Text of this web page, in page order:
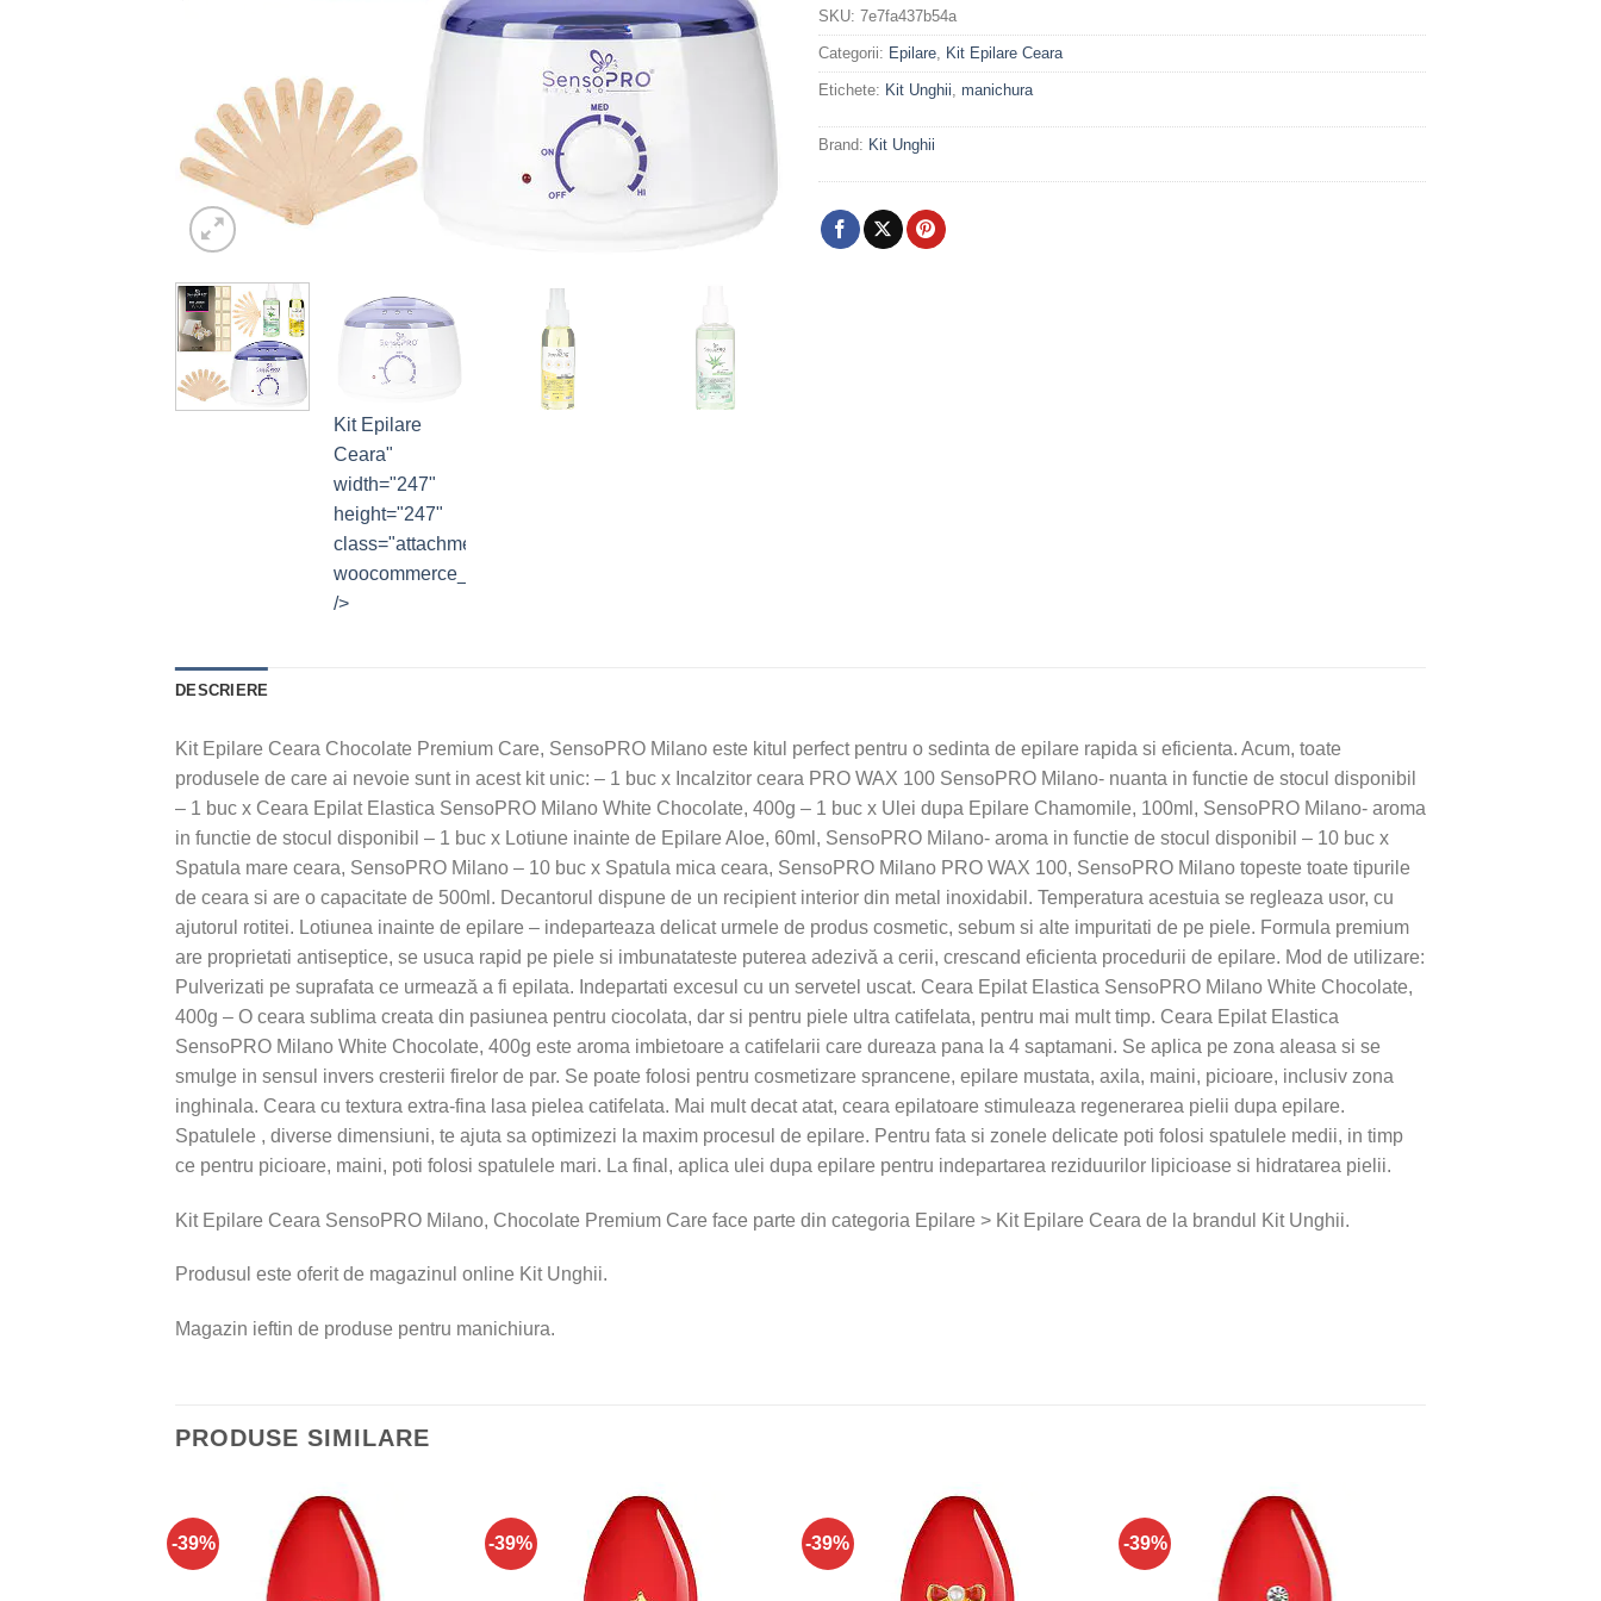
Kit Epilare
Ceara"
width="247"
height="247"
class="attachment-
woocommerce_thumbnail"
/>
SKU: 7e7fa437b54a
Categorii: Epilare Kit Epilare Ceara
Etichete: Kit Unghii manichura
Brand: Kit Unghii
DESCRIERE
Kit Epilare Ceara Chocolate Premium Care, SensoPRO Milano este kitul perfect pentru o sedinta de epilare rapida si eficienta. Acum, toate
produsele de care ai nevoie sunt in acest kit unic: – 1 buc x Incalzitor ceara PRO WAX 100 SensoPRO Milano- nuanta in functie de stocul disponibil
– 1 buc x Ceara Epilat Elastica SensoPRO Milano White Chocolate, 400g – 1 buc x Ulei dupa Epilare Chamomile, 100ml, SensoPRO Milano- aroma
in functie de stocul disponibil – 1 buc x Lotiune inainte de Epilare Aloe, 60ml, SensoPRO Milano- aroma in functie de stocul disponibil – 10 buc x
Spatula mare ceara, SensoPRO Milano – 10 buc x Spatula mica ceara, SensoPRO Milano PRO WAX 100, SensoPRO Milano topeste toate tipurile
de ceara si are o capacitate de 500ml. Decantorul dispune de un recipient interior din metal inoxidabil. Temperatura acestuia se regleaza usor, cu
ajutorul rotitei. Lotiunea inainte de epilare – indeparteaza delicat urmele de produs cosmetic, sebum si alte impuritati de pe piele. Formula premium
are proprietati antiseptice, se usuca rapid pe piele si imbunatateste puterea adezivă a cerii, crescand eficienta procedurii de epilare. Mod de utilizare:
Pulverizati pe suprafata ce urmează a fi epilata. Indepartati excesul cu un servetel uscat. Ceara Epilat Elastica SensoPRO Milano White Chocolate,
400g – O ceara sublima creata din pasiunea pentru ciocolata, dar si pentru piele ultra catifelata, pentru mai mult timp. Ceara Epilat Elastica
SensoPRO Milano White Chocolate, 400g este aroma imbietoare a catifelarii care dureaza pana la 4 saptamani. Se aplica pe zona aleasa si se
smulge in sensul invers cresterii firelor de par. Se poate folosi pentru cosmetizare sprancene, epilare mustata, axila, maini, picioare, inclusiv zona
inghinala. Ceara cu textura extra-fina lasa pielea catifelata. Mai mult decat atat, ceara epilatoare stimuleaza regenerarea pielii dupa epilare.
Spatulele , diverse dimensiuni, te ajuta sa optimizezi la maxim procesul de epilare. Pentru fata si zonele delicate poti folosi spatulele medii, in timp
ce pentru picioare, maini, poti folosi spatulele mari. La final, aplica ulei dupa epilare pentru indepartarea reziduurilor lipicioase si hidratarea pielii.
Kit Epilare Ceara SensoPRO Milano, Chocolate Premium Care face parte din categoria Epilare > Kit Epilare Ceara de la brandul Kit Unghii.
Produsul este oferit de magazinul online Kit Unghii.
Magazin ieftin de produse pentru manichiura.
PRODUSE SIMILARE
-39% -39% -39% -39%